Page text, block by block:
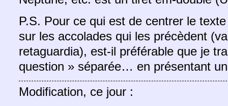
P.S. Pour ce qui est de centrer le
sur les accolades qui les précèdent
retaguardia), est-il préférable que je
question » séparée… en présentant
Modification, ce jour :